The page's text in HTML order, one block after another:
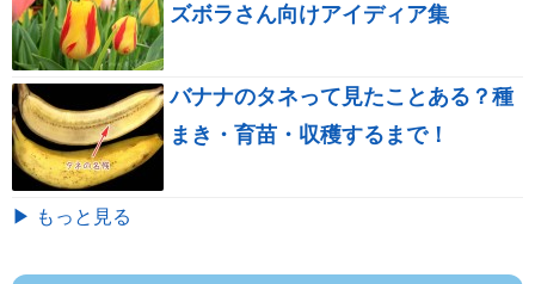
ズボラさん向けアイディア集
バナナのタネって見たことある？種
まき・育苗・収穫するまで！
▶ もっと見る